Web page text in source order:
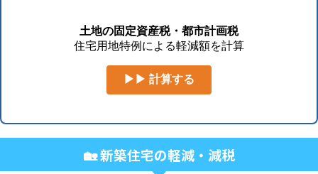
土地の固定資産税・都市計画税
住宅用地特例による軽減額を計算
▶▶ 計算する
🏡 新築住宅の軽減・減税